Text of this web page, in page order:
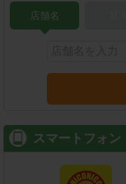
店舗名
スマートフォン